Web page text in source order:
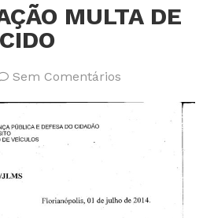
MULTA DE
Sem Comentários